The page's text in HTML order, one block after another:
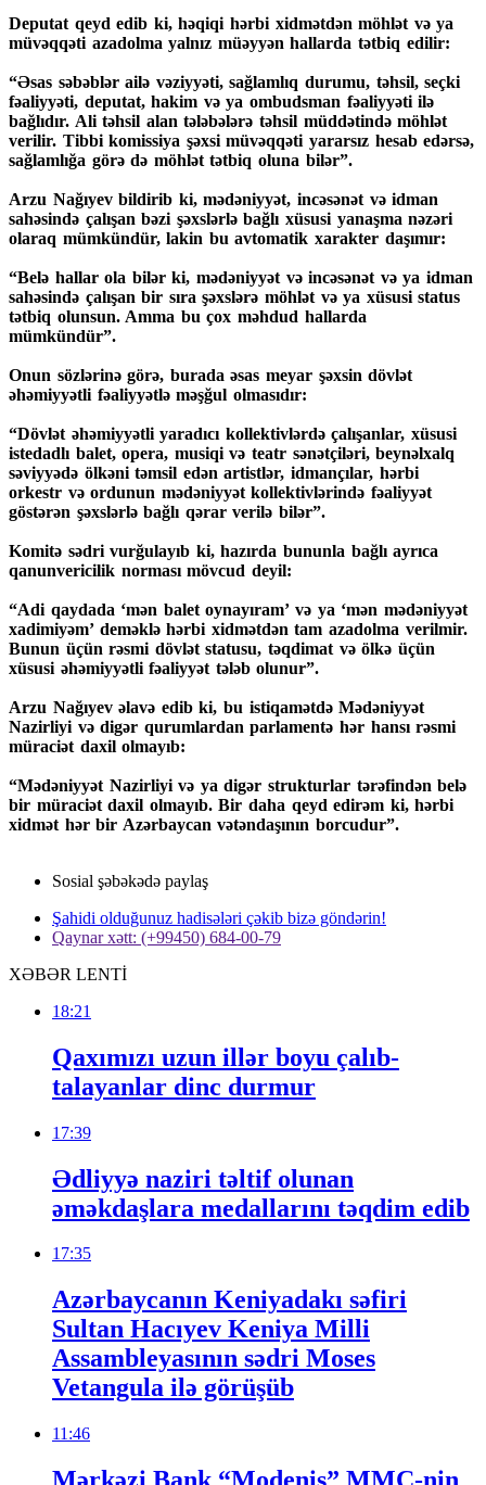
Deputat qeyd edib ki, həqiqi hərbi xidmətdən möhlət və ya
müvəqqəti azadolma yalnız müəyyən hallarda tətbiq edilir:
“Əsas səbəblər ailə vəziyyəti, sağlamlıq durumu, təhsil, seçki
fəaliyyəti, deputat, hakim və ya ombudsman fəaliyyəti ilə
bağlıdır. Ali təhsil alan tələbələrə təhsil müddətində möhlət
verilir. Tibbi komissiya şəxsi müvəqqəti yararsız hesab edərsə,
sağlamlığa görə də möhlət tətbiq oluna bilər”.
Arzu Nağıyev bildirib ki, mədəniyyət, incəsənət və idman
sahəsində çalışan bəzi şəxslərlə bağlı xüsusi yanaşma nəzəri
olaraq mümkündür, lakin bu avtomatik xarakter daşımır:
“Belə hallar ola bilər ki, mədəniyyət və incəsənət və ya idman
sahəsində çalışan bir sıra şəxslərə möhlət və ya xüsusi status
tətbiq olunsun. Amma bu çox məhdud hallarda
mümkündür”.
Onun sözlərinə görə, burada əsas meyar şəxsin dövlət
əhəmiyyətli fəaliyyətlə məşğul olmasıdır:
“Dövlət əhəmiyyətli yaradıcı kollektivlərdə çalışanlar, xüsusi
istedadlı balet, opera, musiqi və teatr sənətçiləri, beynəlxalq
səviyyədə ölkəni təmsil edən artistlər, idmançılar, hərbi
orkestr və ordunun mədəniyyət kollektivlərində fəaliyyət
göstərən şəxslərlə bağlı qərar verilə bilər”.
Komitə sədri vurğulayıb ki, hazırda bununla bağlı ayrıca
qanunvericilik norması mövcud deyil:
“Adi qaydada ‘mən balet oynayıram’ və ya ‘mən mədəniyyət
xadimiyəm’ deməklə hərbi xidmətdən tam azadolma verilmir.
Bunun üçün rəsmi dövlət statusu, təqdimat və ölkə üçün
xüsusi əhəmiyyətli fəaliyyət tələb olunur”.
Arzu Nağıyev əlavə edib ki, bu istiqamətdə Mədəniyyət
Nazirliyi və digər qurumlardan parlamentə hər hansı rəsmi
müraciət daxil olmayıb:
“Mədəniyyət Nazirliyi və ya digər strukturlar tərəfindən belə
bir müraciət daxil olmayıb. Bir daha qeyd edirəm ki, hərbi
xidmət hər bir Azərbaycan vətəndaşının borcudur”.
Sosial şəbəkədə paylaş
Şahidi olduğunuz hadisələri çəkib bizə göndərin!
Qaynar xətt: (+99450) 684-00-79
XƏBƏR LENTİ
18:21
Qaxımızı uzun illər boyu çalıb-
talayanlar dinc durmur
17:39
Ədliyyə naziri təltif olunan
əməkdaşlara medallarını təqdim edib
17:35
Azərbaycanın Keniyadakı səfiri
Sultan Hacıyev Keniya Milli
Assambleyasının sədri Moses
Vetangula ilə görüşüb
11:46